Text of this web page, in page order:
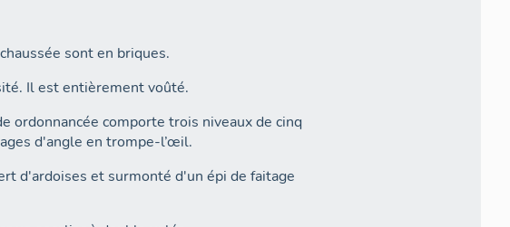
sont en briques.
Il est entièrement voûté.
ordonnancée comporte trois niveaux de cinq
d'angle en trompe-l’œil.
d'ardoises et surmonté d'un épi de faitage